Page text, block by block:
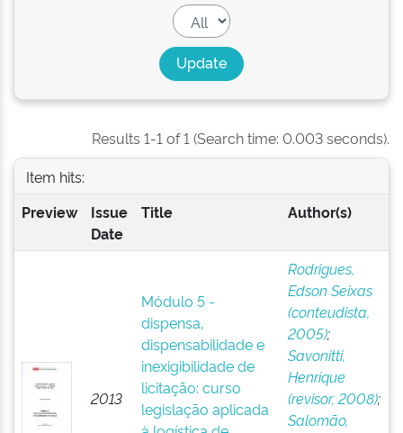
Results 1-1 of 1 (Search time: 0.003 seconds).
Item hits:
Preview
Issue
Date
Title Author(s)
2013
Módulo 5 -
dispensa,
dispensabilidade e
inexigibilidade de
licitação: curso
legislação aplicada
Rodrigues,
Edson Seixas
(conteudista,
2005);
Savonitti,
Henrique
(revisor, 2008);
Salomão,